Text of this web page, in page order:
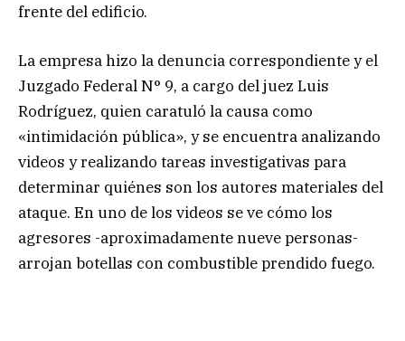
frente del edificio.
La empresa hizo la denuncia correspondiente y el
Juzgado Federal N° 9, a cargo del juez Luis
Rodríguez, quien caratuló la causa como
«intimidación pública», y se encuentra analizando
videos y realizando tareas investigativas para
determinar quiénes son los autores materiales del
ataque. En uno de los videos se ve cómo los
agresores -aproximadamente nueve personas-
arrojan botellas con combustible prendido fuego.